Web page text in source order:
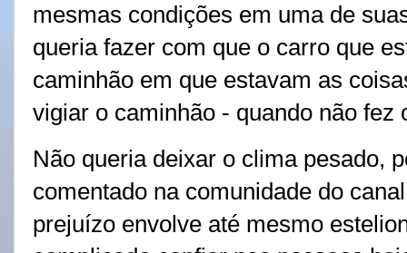
mesmas condições em uma de
queria fazer com que o carro que
caminhão em que estavam as
vigiar o caminhão - quando não
Não queria deixar o clima pesado,
comentado na comunidade do
prejuízo envolve até mesmo